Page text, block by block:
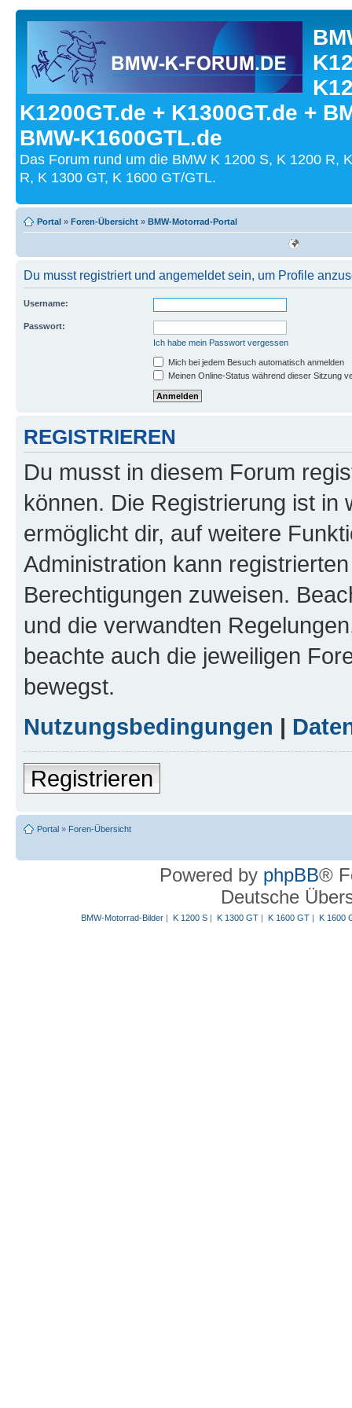
K1200GT.de + K1300GT.de +
BMW-K1600GTL.de
Das Forum rund um die BMW K 1200 S, K 1200 R,
R, K 1300 GT, K 1600 GT/GTL.
Portal » Foren-Übersicht » BMW-Motorrad-Portal
Du musst registriert und angemeldet sein, um Profile
Username:
Passwort:
Ich habe mein Passwort vergessen
Mich bei jedem Besuch automatisch anmelden
Meinen Online-Status während dieser Sitzung
REGISTRIEREN
Du musst in diesem Forum
können. Die Registrierung ist in
ermöglicht dir, auf weitere
Administration kann
Berechtigungen zuweisen.
und die verwandten
beachte auch die jeweiligen
bewegst.
Nutzungsbedingungen |
Registrieren
Portal » Foren-Übersicht
Powered by phpBB®
Deutsche
BMW-Motorrad-Bilder| K 1200 S| K 1300 GT| K 1600 GT| K 1600